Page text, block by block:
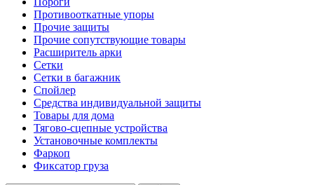
Противооткатные упоры
Прочие защиты
Прочие сопутствующие товары
Расширитель арки
Сетки
Сетки в багажник
Спойлер
Средства индивидуальной защиты
Товары для дома
Тягово-сцепные устройства
Установочные комплекты
Фаркоп
Фиксатор груза